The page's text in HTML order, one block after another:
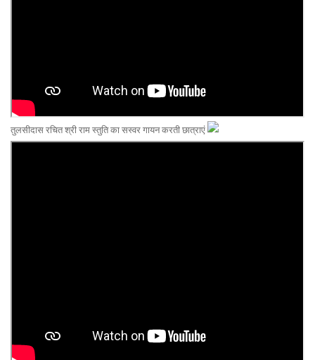
तुलसीदास रचित श्री राम स्तुति का सस्वर गायन करती छात्राएं